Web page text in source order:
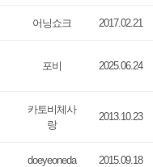
어닝쇼크 2017.02.21
포비 2025.06.24
카토비체사
랑
2013.10.23
doeyeoneda 2015.09.18